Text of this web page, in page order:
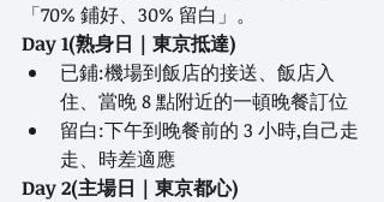
「70% 鋪好、30% 留白」。
Day 1(熟身日｜東京抵達)
已鋪:機場到飯店的接送、飯店入
住、當晚 8 點附近的一頓晚餐訂位
留白:下午到晚餐前的 3 小時,自己走
走、時差適應
Day 2(主場日｜東京都心)